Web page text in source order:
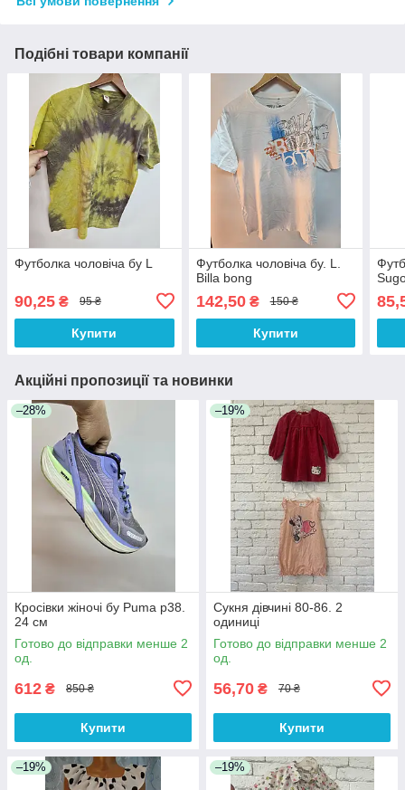
Подібні товари компанії
Футболка чоловіча бу L
90,25 ₴ 95 ₴
Купити
Футболка чоловіча бу. L.
Billa bong
142,50₴ 150 ₴
Купити
Акційні пропозиції та новинки
–28%
Кросівки жіночі бу Puma р38.
24 см
Готово до відправки менше 2
од.
612 ₴ 850 ₴
Купити
–19%
Сукня дівчині 80-86. 2
одиниці
Готово до відправки менше 2
од.
56,70 ₴ 70 ₴
Купити
–19% –19%